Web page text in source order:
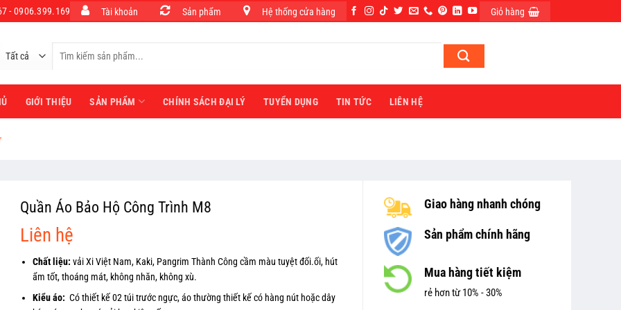
- 0906.399.169 Tài khoản Sản phẩm Hệ thống cửa hàng Giỏ hàng
kiếm:
GIỚI THIỆU SẢN PHẨM CHÍNH SÁCH ĐẠI LÝ TUYỂN DỤNG TIN TỨC LIÊN HỆ
Giao hàng nhanh chóng
Sản phẩm chính hãng
Mua hàng tiết kiệm
rẻ hơn từ 10% - 30%
Quần Áo Bảo Hộ Công Trình M8
Liên hệ
Chất liệu: vải Xi Việt Nam, Kaki, Pangrim Thành Công cầm màu tuyệt đối.ối, hút
ẩm tốt, thoáng mát, không nhăn, không xù.
Kiểu áo: Có thiết kế 02 túi trước ngực, áo thường thiết kế có hàng nút hoặc dây